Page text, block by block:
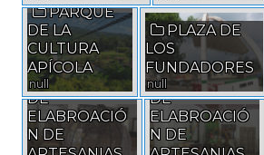
PARQUE
DE LA
CULTURA
APÍCOLA
null
PLAZA DE
LOS
FUNDADORES
null
TÉCNICAS
DE
ELABROACIÓ
N DE
TÉCNICAS
DE
ELABROACIÓ
N DE